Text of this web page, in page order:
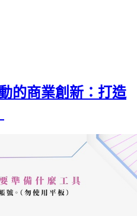
的商業創新：打造